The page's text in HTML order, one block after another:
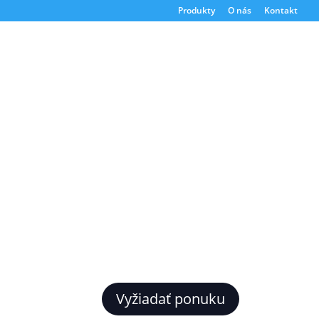
Produkty O nás Kontakt
Vyžiadať ponuku